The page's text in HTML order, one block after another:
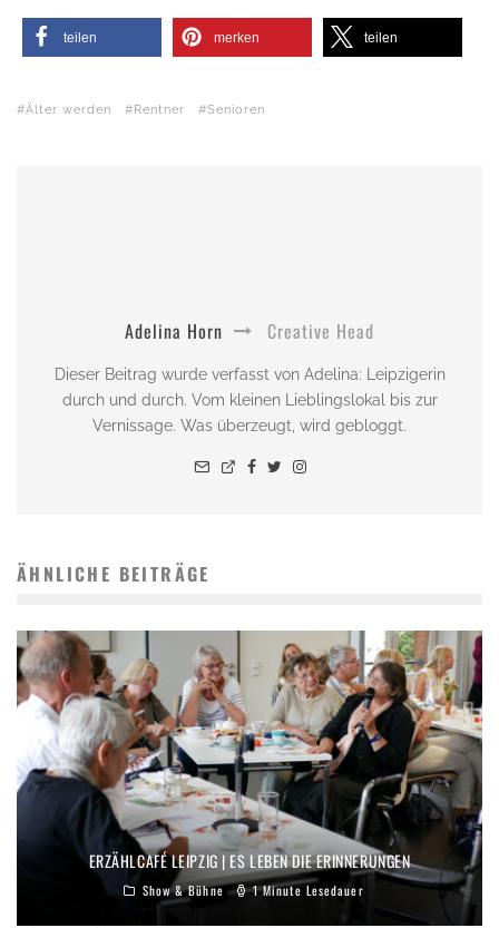
teilen merken teilen
Älter werden Rentner Senioren
Adelina Horn Creative Head
Dieser Beitrag wurde verfasst von Adelina: Leipzigerin
durch und durch. Vom kleinen Lieblingslokal bis zur
Vernissage. Was überzeugt, wird gebloggt.
ÄHNLICHE BEITRÄGE
ERZÄHLCAFÉ LEIPZIG | ES LEBEN DIE ERINNERUNGEN
Show & Bühne 1 Minute Lesedauer